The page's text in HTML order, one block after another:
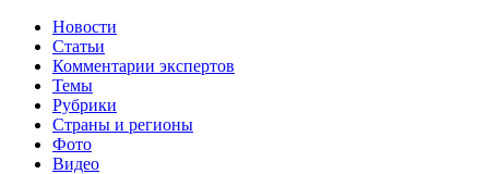
Новости
Статьи
Комментарии экспертов
Темы
Рубрики
Страны и регионы
Фото
Видео